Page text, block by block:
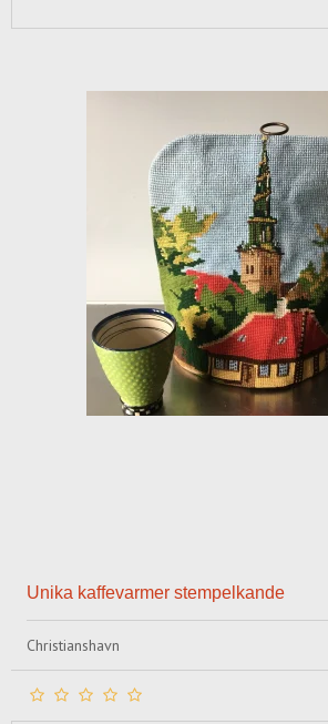
Unika kaffevarmer stempelkande
Christianshavn